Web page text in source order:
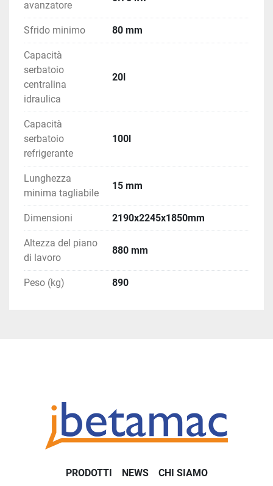
avanzatore
Sfrido minimo 80 mm
Capacità
serbatoio
centralina
idraulica
20l
Capacità
serbatoio
refrigerante
100l
Lunghezza
minima tagliabile
15 mm
Dimensioni 2190x2245x1850mm
Altezza del piano
di lavoro
880 mm
Peso (kg) 890
PRODOTTI NEWS CHI SIAMO